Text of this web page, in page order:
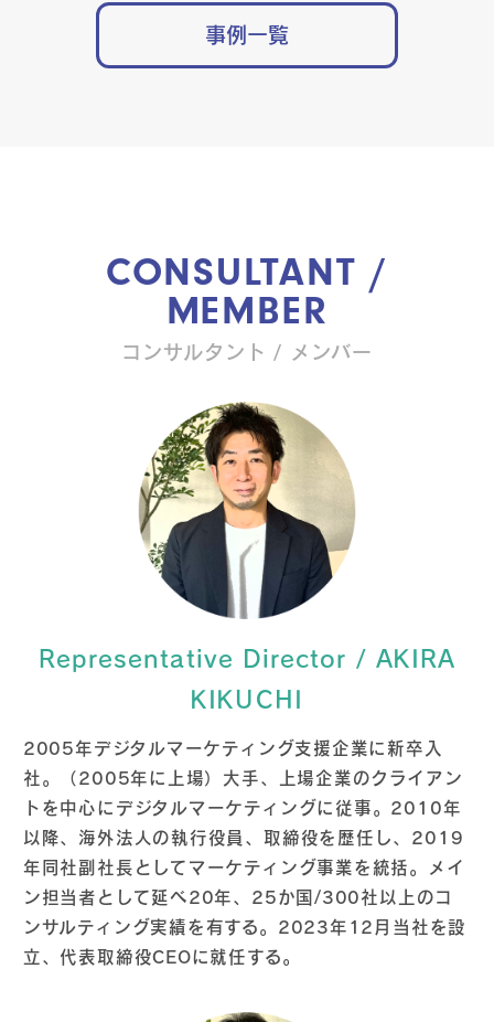
事例一覧
CONSULTANT /
MEMBER
コンサルタント / メンバー
Representative Director / AKIRA
KIKUCHI
2005年デジタルマーケティング支援企業に新卒入
社。（2005年に上場）大手、上場企業のクライアン
トを中心にデジタルマーケティングに従事。2010年
以降、海外法人の執行役員、取締役を歴任し、2019
年同社副社長としてマーケティング事業を統括。メイ
ン担当者として延べ20年、25か国/300社以上のコ
ンサルティング実績を有する。2023年12月当社を設
立、代表取締役CEOに就任する。